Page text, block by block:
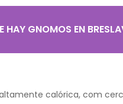
HAY GNOMOS EN
calórica, com